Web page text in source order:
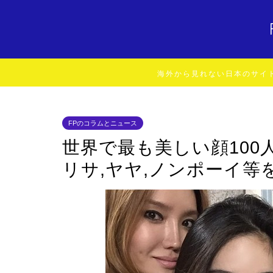
海外から見れない日本のサイ
FPのコラムとニュース
世界で最も美しい顔100
リサ,ヤヤ,ノンポーイ等